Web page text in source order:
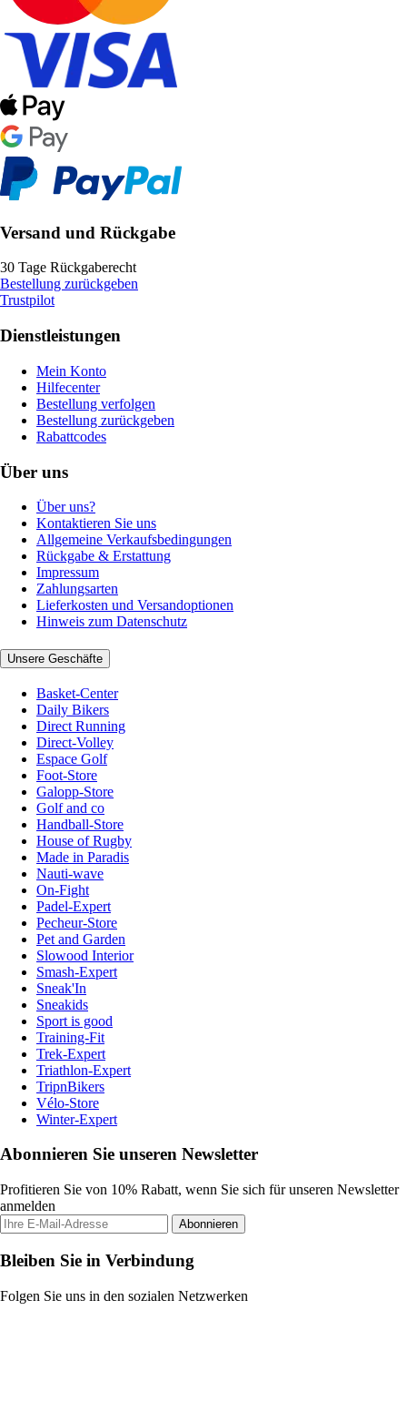
Versand und Rückgabe
30 Tage Rückgaberecht
Bestellung zurückgeben
Trustpilot
Dienstleistungen
Mein Konto
Hilfecenter
Bestellung verfolgen
Bestellung zurückgeben
Rabattcodes
Über uns
Über uns?
Kontaktieren Sie uns
Allgemeine Verkaufsbedingungen
Rückgabe & Erstattung
Impressum
Zahlungsarten
Lieferkosten und Versandoptionen
Hinweis zum Datenschutz
Unsere Geschäfte
Basket-Center
Daily Bikers
Direct Running
Direct-Volley
Espace Golf
Foot-Store
Galopp-Store
Golf and co
Handball-Store
House of Rugby
Made in Paradis
Nauti-wave
On-Fight
Padel-Expert
Pecheur-Store
Pet and Garden
Slowood Interior
Smash-Expert
Sneak'In
Sneakids
Sport is good
Training-Fit
Trek-Expert
Triathlon-Expert
TripnBikers
Vélo-Store
Winter-Expert
Abonnieren Sie unseren Newsletter
Profitieren Sie von 10% Rabatt, wenn Sie sich für unseren Newsletter
anmelden
Abonnieren
Bleiben Sie in Verbindung
Folgen Sie uns in den sozialen Netzwerken